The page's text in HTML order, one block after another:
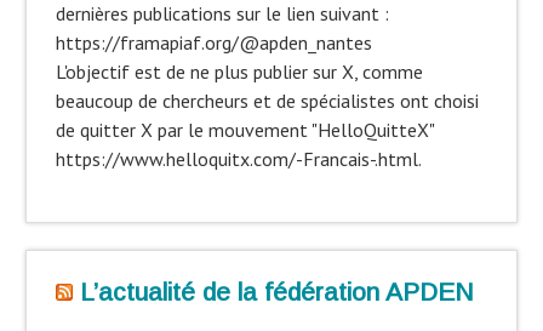
dernières publications sur le lien suivant :
https://framapiaf.org/@apden_nantes
L'objectif est de ne plus publier sur X, comme
beaucoup de chercheurs et de spécialistes ont choisi
de quitter X par le mouvement "HelloQuitteX"
https://www.helloquitx.com/-Francais-.html.
L’actualité de la fédération APDEN